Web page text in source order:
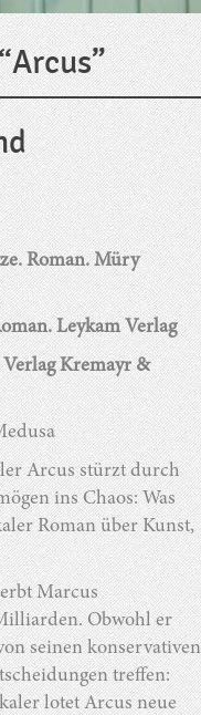
Roman. Müry
Leykam Verlag
Kremayr &
Arcus stürzt durch
ins Chaos: Was
Roman über Kunst,
Marcus
Obwohl er
seinen konservativen
treffen:
lotet Arcus neue